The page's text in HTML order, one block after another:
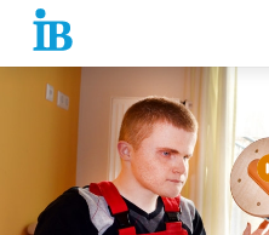
Springe zum Inhalt